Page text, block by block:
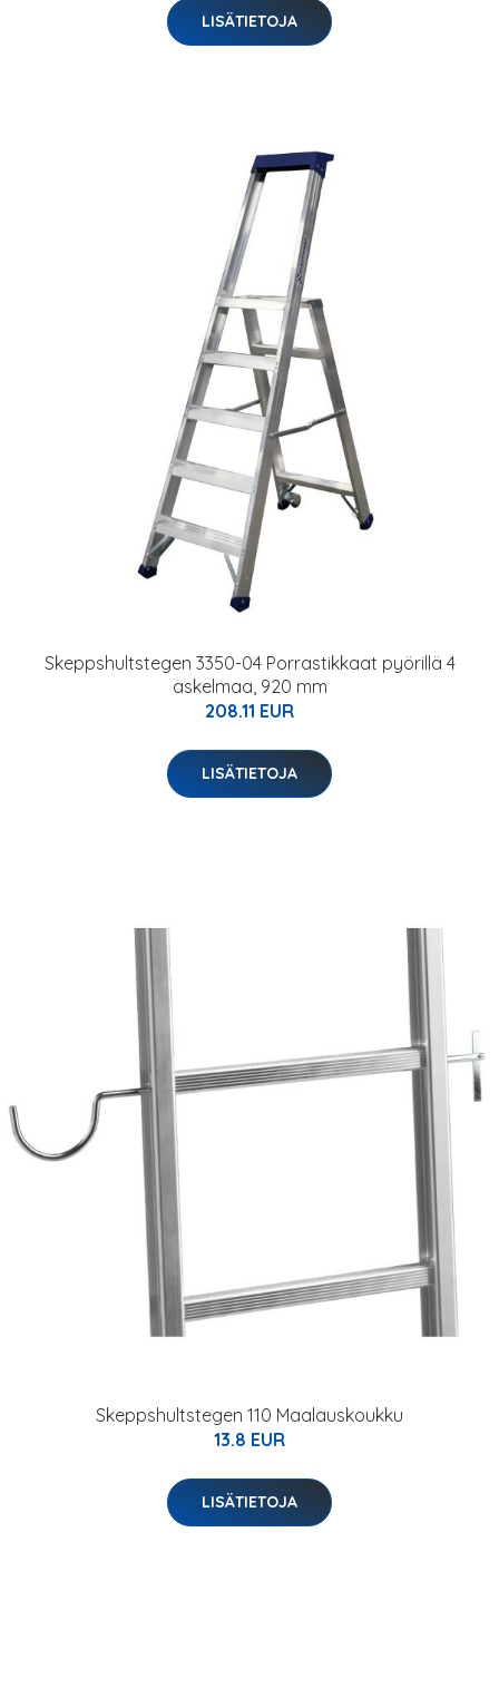
LISÄTIETOJA
Skeppshultstegen 3350-04 Porrastikkaat pyörillä 4
askelmaa, 920 mm
208.11 EUR
LISÄTIETOJA
Skeppshultstegen 110 Maalauskoukku
13.8 EUR
LISÄTIETOJA